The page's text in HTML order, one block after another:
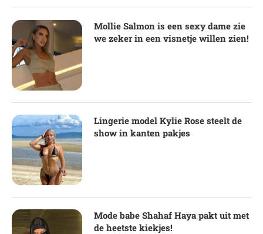
Mollie Salmon is een sexy dame zie
we zeker in een visnetje willen zien!
Lingerie model Kylie Rose steelt de
show in kanten pakjes
Mode babe Shahaf Haya pakt uit met
de heetste kiekjes!